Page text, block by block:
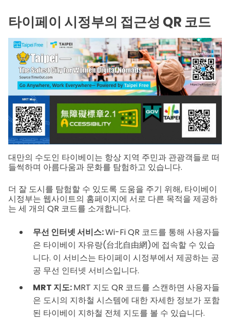
타이페이 시정부의 접근성 QR 코드
대만의 수도인 타이베이는 항상 지역 주민과 관광객들로 떠
들썩하며 아름다움과 문화를 탐험하고 있습니다.
더 잘 도시를 탐험할 수 있도록 도움을 주기 위해, 타이베이
시정부는 웹사이트의 홈페이지에 서로 다른 목적을 제공하
는 세 개의 QR 코드를 소개합니다.
무선 인터넷 서비스:Wi-Fi QR 코드를 통해 사용자들
은 타이베이 자유랑(台北自由網)에 접속할 수 있습
니다. 이 서비스는 타이페이 시정부에서 제공하는 공
공 무선 인터넷 서비스입니다.
MRT 지도:MRT 지도 QR 코드를 스캔하면 사용자들
은 도시의 지하철 시스템에 대한 자세한 정보가 포함
된 타이베이 지하철 전체 지도를 볼 수 있습니다.